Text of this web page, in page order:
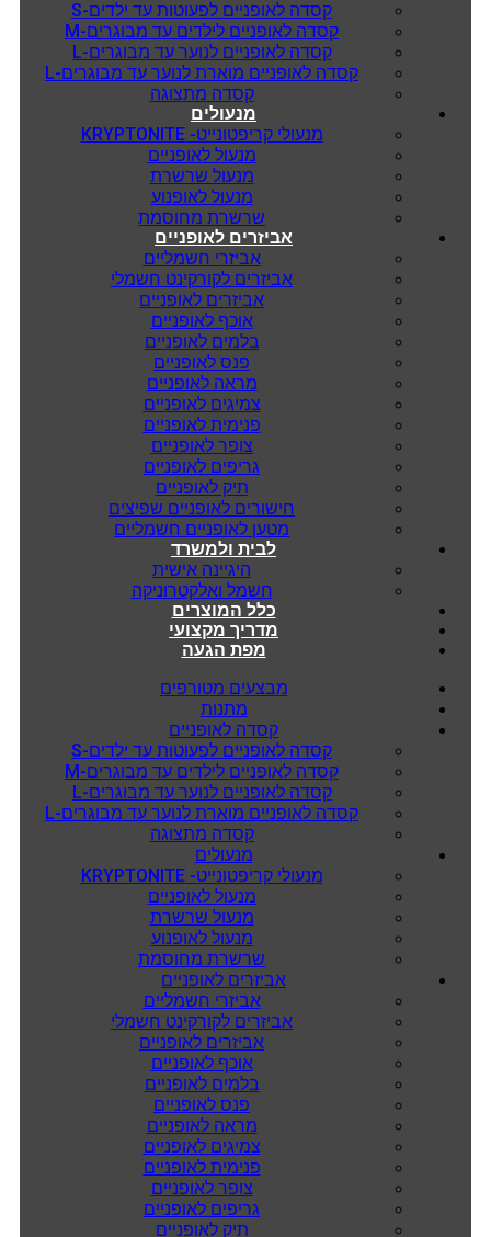
קסדה לאופניים לפעוטות עד ילדים-S
קסדה לאופניים לילדים עד מבוגרים-M
קסדה לאופניים לנוער עד מבוגרים-L
קסדה לאופניים מוארת לנוער עד מבוגרים-L
קסדה מתצוגה
מנעולים
מנעולי קריפטונייט- KRYPTONITE
מנעול לאופניים
מנעול שרשרת
מנעול לאופנוע
שרשרת מחוסמת
אביזרים לאופניים
אביזרי חשמליים
אביזרים לקורקינט חשמלי
אביזרים לאופניים
אוכף לאופניים
בלמים לאופניים
פנס לאופניים
מראה לאופניים
צמיגים לאופניים
פנימית לאופניים
צופר לאופניים
גריפים לאופניים
תיק לאופניים
חישורים לאופניים שפיצים
מטען לאופניים חשמליים
לבית ולמשרד
היגיינה אישית
חשמל ואלקטרוניקה
כלל המוצרים
מדריך מקצועי
מפת הגעה
מבצעים מטורפים
מתנות
קסדה לאופניים
קסדה לאופניים לפעוטות עד ילדים-S
קסדה לאופניים לילדים עד מבוגרים-M
קסדה לאופניים לנוער עד מבוגרים-L
קסדה לאופניים מוארת לנוער עד מבוגרים-L
קסדה מתצוגה
מנעולים
מנעולי קריפטונייט- KRYPTONITE
מנעול לאופניים
מנעול שרשרת
מנעול לאופנוע
שרשרת מחוסמת
אביזרים לאופניים
אביזרי חשמליים
אביזרים לקורקינט חשמלי
אביזרים לאופניים
אוכף לאופניים
בלמים לאופניים
פנס לאופניים
מראה לאופניים
צמיגים לאופניים
פנימית לאופניים
צופר לאופניים
גריפים לאופניים
תיק לאופניים